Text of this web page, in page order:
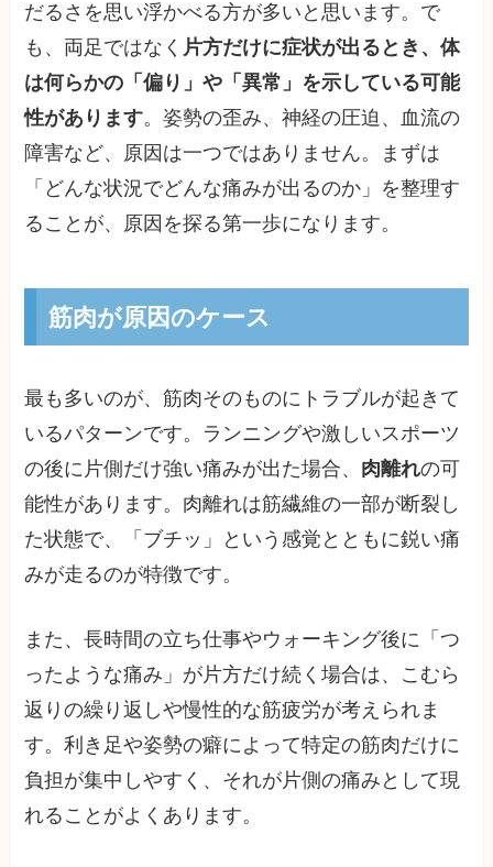
だるさを思い浮かべる方が多いと思います。で
も、両足ではなく 片方だけに症状が出るとき、体
は何らかの「偏り」や「異常」を示している可能
性があります。姿勢の歪み、神経の圧迫、血流の
障害など、原因は一つではありません。まずは
「どんな状況でどんな痛みが出るのか」を整理す
ることが、原因を探る第一歩になります。
筋肉が原因のケース
最も多いのが、筋肉そのものにトラブルが起きて
いるパターンです。ランニングや激しいスポーツ
の後に片側だけ強い痛みが出た場合、 肉離れの可
能性があります。肉離れは筋繊維の一部が断裂し
た状態で、「ブチッ」という感覚とともに鋭い痛
みが走るのが特徴です。
また、長時間の立ち仕事やウォーキング後に「つ
ったような痛み」が片方だけ続く場合は、こむら
返りの繰り返しや慢性的な筋疲労が考えられま
す。利き足や姿勢の癖によって特定の筋肉だけに
負担が集中しやすく、それが片側の痛みとして現
れることがよくあります。